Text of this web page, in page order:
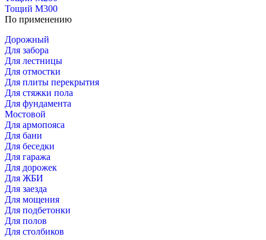
Тощий М300
По применению
Дорожный
Для забора
Для лестницы
Для отмостки
Для плиты перекрытия
Для стяжки пола
Для фундамента
Мостовой
Для армопояса
Для бани
Для беседки
Для гаража
Для дорожек
Для ЖБИ
Для заезда
Для мощения
Для подбетонки
Для полов
Для столбиков